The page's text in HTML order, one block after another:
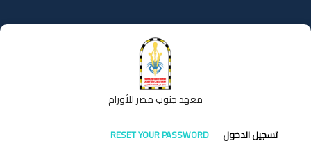
إلى
المحتوى
معهد جنوب مصر للأورام
التبويبات
تسجيل الدخول RESET YOUR PASSWORD